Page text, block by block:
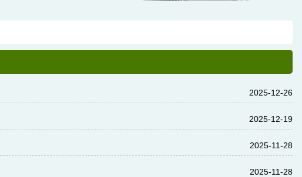
2025-12-26
2025-12-19
2025-11-28
2025-11-28